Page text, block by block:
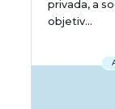
privada, a
objetiv...